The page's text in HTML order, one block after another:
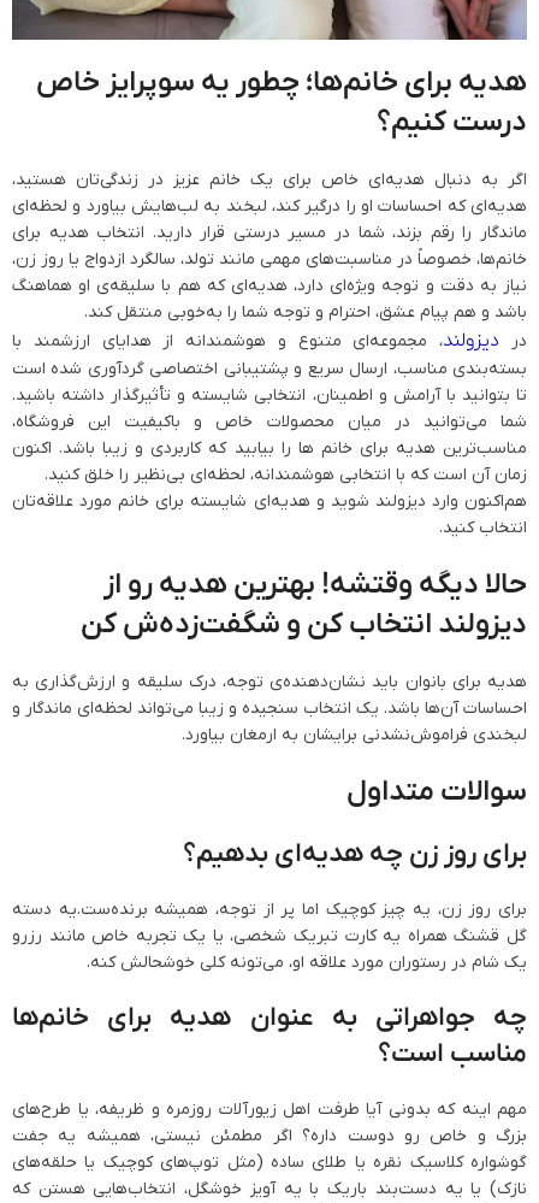
هدیه برای خانم‌ها؛ چطور یه سوپرایز خاص
درست کنیم؟
اگر به دنبال هدیه‌ای خاص برای یک خانم عزیز در زندگی‌تان هستید،
هدیه‌ای که احساسات او را درگیر کند، لبخند به لب‌هایش بیاورد و لحظه‌ای
ماندگار را رقم بزند، شما در مسیر درستی قرار دارید. انتخاب هدیه برای
خانم‌ها، خصوصاً در مناسبت‌های مهمی مانند تولد، سالگرد ازدواج یا روز زن،
نیاز به دقت و توجه ویژه‌ای دارد، هدیه‌ای که هم با سلیقه‌ی او هماهنگ
باشد و هم پیام عشق، احترام و توجه شما را به‌خوبی منتقل کند.
در دیزولند، مجموعه‌ای متنوع و هوشمندانه از هدایای ارزشمند با
بسته‌بندی مناسب، ارسال سریع و پشتیبانی اختصاصی گردآوری شده است
تا بتوانید با آرامش و اطمینان، انتخابی شایسته و تأثیرگذار داشته باشید.
شما می‌توانید در میان محصولات خاص و باکیفیت این فروشگاه،
مناسب‌ترین هدیه برای خانم ها را بیابید که کاربردی و زیبا باشد. اکنون
زمان آن است که با انتخابی هوشمندانه، لحظه‌ای بی‌نظیر را خلق کنید.
هم‌اکنون وارد دیزولند شوید و هدیه‌ای شایسته برای خانم مورد علاقه‌تان
انتخاب کنید.
حالا دیگه وقتشه! بهترین هدیه رو از
دیزولند انتخاب کن و شگفت‌زده‌ش کن
هدیه برای بانوان باید نشان‌دهنده‌ی توجه، درک سلیقه و ارزش‌گذاری به
احساسات آن‌ها باشد. یک انتخاب سنجیده و زیبا می‌تواند لحظه‌ای ماندگار و
لبخندی فراموش‌نشدنی برایشان به ارمغان بیاورد.
سوالات متداول
برای روز زن چه هدیه‌ای بدهیم؟
برای روز زن، یه چیز کوچیک اما پر از توجه، همیشه برنده‌ست.یه دسته
گل قشنگ همراه یه کارت تبریک شخصی، یا یک تجربه خاص مانند رزرو
یک شام در رستوران مورد علاقه او، می‌تونه کلی خوشحالش کنه.
چه جواهراتی به عنوان هدیه برای خانم‌ها
مناسب است؟
مهم اینه که بدونی آیا طرفت اهل زیورآلات روزمره و ظریفه، یا طرح‌های
بزرگ و خاص رو دوست داره؟ اگر مطمئن نیستی، همیشه یه جفت
گوشواره کلاسیک نقره یا طلای ساده (مثل توپ‌های کوچیک یا حلقه‌های
نازک) یا یه دست‌بند باریک با یه آویز خوشگل، انتخاب‌هایی هستن که